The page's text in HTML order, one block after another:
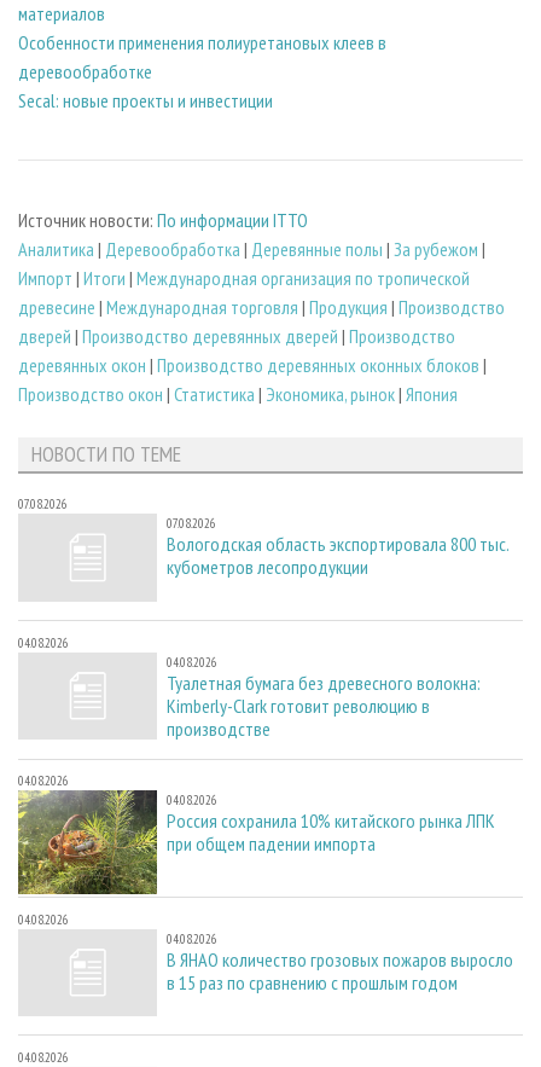
материалов
Особенности применения полиуретановых клеев в
деревообработке
Secal: новые проекты и инвестиции
Источник новости: По информации ITTO
Аналитика | Деревообработка | Деревянные полы | За рубежом |
Импорт | Итоги | Международная организация по тропической
древесине | Международная торговля | Продукция | Производство
дверей | Производство деревянных дверей | Производство
деревянных окон | Производство деревянных оконных блоков |
Производство окон | Статистика | Экономика, рынок| Япония
НОВОСТИ ПО ТЕМЕ
07.08.2026
07.08.2026
Вологодская область экспортировала 800 тыс.
кубометров лесопродукции
04.08.2026
04.08.2026
Туалетная бумага без древесного волокна:
Kimberly-Clark готовит революцию в
производстве
04.08.2026
04.08.2026
Россия сохранила 10% китайского рынка ЛПК
при общем падении импорта
04.08.2026
04.08.2026
В ЯНАО количество грозовых пожаров выросло
в 15 раз по сравнению с прошлым годом
04.08.2026